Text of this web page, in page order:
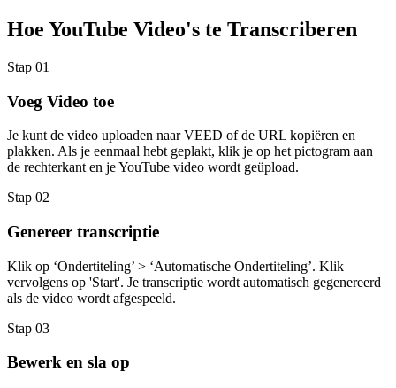
Hoe YouTube Video's te Transcriberen
Stap 01
Voeg Video toe
Je kunt de video uploaden naar VEED of de URL kopiëren en
plakken. Als je eenmaal hebt geplakt, klik je op het pictogram aan
de rechterkant en je YouTube video wordt geüpload.
Stap 02
Genereer transcriptie
Klik op ‘Ondertiteling’ > ‘Automatische Ondertiteling’. Klik
vervolgens op 'Start'. Je transcriptie wordt automatisch gegenereerd
als de video wordt afgespeeld.
Stap 03
Bewerk en sla op